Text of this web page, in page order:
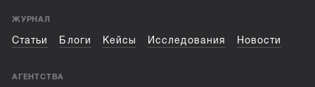
ЖУРНАЛ
Статьи Блоги Кейсы Исследования Новости
АГЕНТСТВА